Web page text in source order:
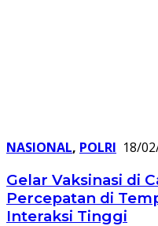
NASIONAL, POLRI 18/
Gelar Vaksinasi di
Percepatan di
Interaksi Tinggi